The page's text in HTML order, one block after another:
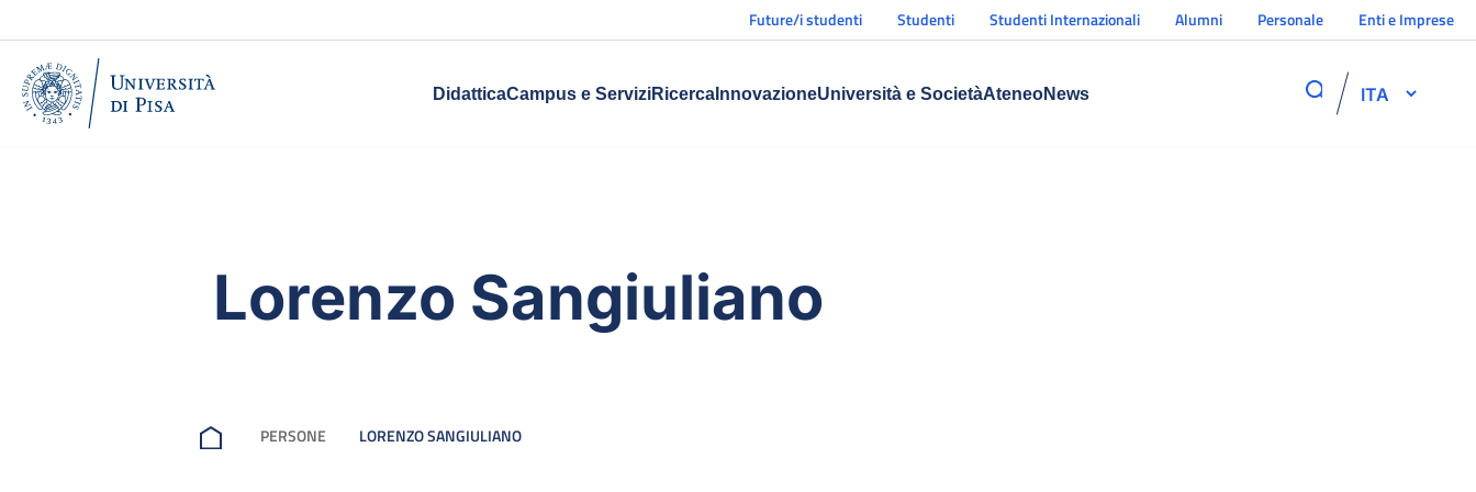
Future/i studenti Studenti Studenti Internazionali Alumni Personale Enti e Imprese
DidatticaCampus e ServiziRicercaInnovazioneUniversità e SocietàAteneoNews ITA
Lorenzo Sangiuliano
PERSONE LORENZO SANGIULIANO